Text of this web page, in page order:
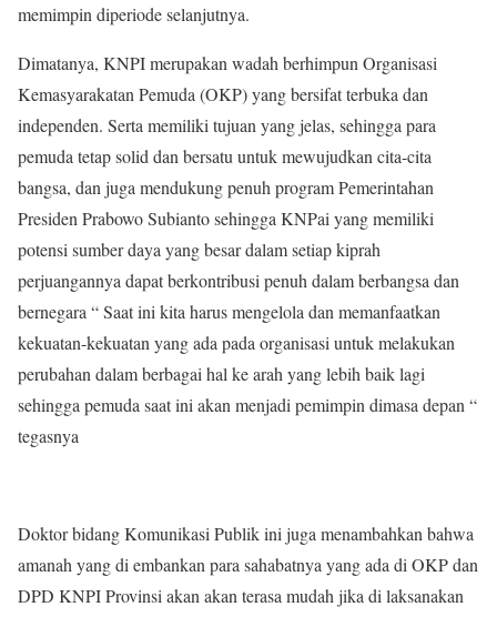
memimpin diperiode selanjutnya.
Dimatanya, KNPI merupakan wadah berhimpun Organisasi
Kemasyarakatan Pemuda (OKP) yang bersifat terbuka dan
independen. Serta memiliki tujuan yang jelas, sehingga para
pemuda tetap solid dan bersatu untuk mewujudkan cita-cita
bangsa, dan juga mendukung penuh program Pemerintahan
Presiden Prabowo Subianto sehingga KNPai yang memiliki
potensi sumber daya yang besar dalam setiap kiprah
perjuangannya dapat berkontribusi penuh dalam berbangsa dan
bernegara “ Saat ini kita harus mengelola dan memanfaatkan
kekuatan-kekuatan yang ada pada organisasi untuk melakukan
perubahan dalam berbagai hal ke arah yang lebih baik lagi
sehingga pemuda saat ini akan menjadi pemimpin dimasa depan “
tegasnya
Doktor bidang Komunikasi Publik ini juga menambahkan bahwa
amanah yang di embankan para sahabatnya yang ada di OKP dan
DPD KNPI Provinsi akan akan terasa mudah jika di laksanakan